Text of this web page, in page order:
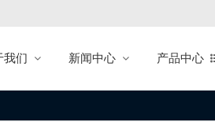
我们 新闻中心 产品中心